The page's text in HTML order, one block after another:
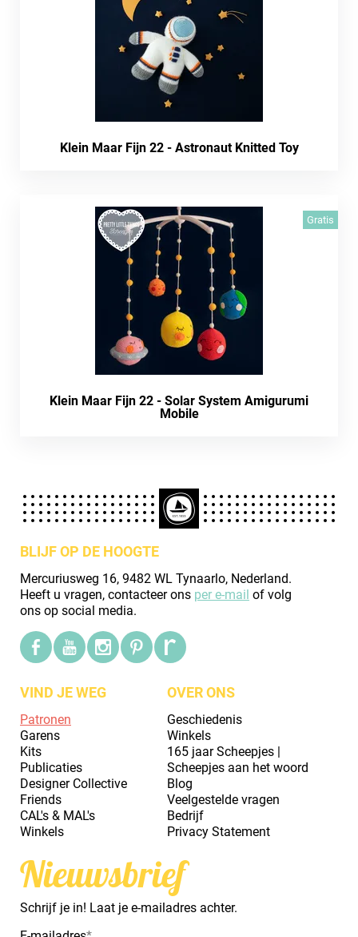
Klein Maar Fijn 22 - Astronaut Knitted Toy
Gratis
Klein Maar Fijn 22 - Solar System Amigurumi
Mobile
BLIJF OP DE HOOGTE
Mercuriusweg 16, 9482 WL Tynaarlo, Nederland.
Heeft u vragen, contacteer ons per e-mail of volg
ons op social media.
VIND JE WEG
Patronen
Garens
Kits
Publicaties
Designer Collective
Friends
CAL's & MAL's
Winkels
OVER ONS
Geschiedenis
Winkels
165 jaar Scheepjes |
Scheepjes aan het woord
Blog
Veelgestelde vragen
Bedrijf
Privacy Statement
Nieuwsbrief
Schrijf je in! Laat je e-mailadres achter.